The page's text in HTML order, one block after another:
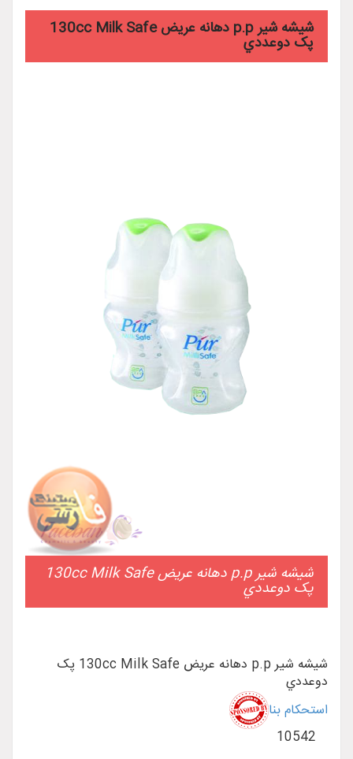
شيشه شير p.p دهانه عريض 130cc Milk Safe
پک دوعددي
شيشه شير p.p دهانه عريض 130cc Milk Safe
پک دوعددي
شيشه شير p.p دهانه عريض 130cc Milk Safe پک
دوعددي
استحکام بنا
10542